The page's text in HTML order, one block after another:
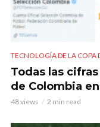
TECNOLOGÍA DE LA
Todas las
de Colombia
48 views 2 min read